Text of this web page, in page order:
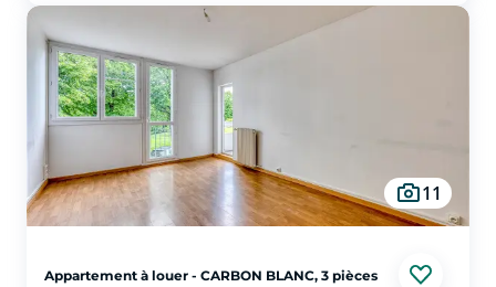
informations sur les risques auxquels le bien est exposé sont
disponibles sur le site Géorisques : www.georisques.gouv.fr
11
Appartement à louer - CARBON BLANC, 3 pièces